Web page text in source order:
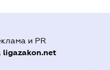
и PR
ligazakon.net